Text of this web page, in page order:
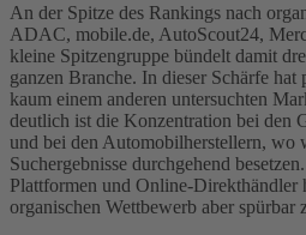
An der Spitze des Rankings nach
ADAC, mobile.de, AutoScout24,
kleine Spitzengruppe bündelt damit
ganzen Branche. In dieser Schärfe hat
kaum einem anderen untersuchten
deutlich ist die Konzentration bei den
und bei den Automobilherstellern, wo
Suchergebnisse durchgehend
Plattformen und Online-Direkthändler
organischen Wettbewerb aber spürbar